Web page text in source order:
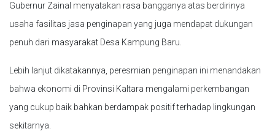
Gubernur Zainal menyatakan rasa bangganya atas berdirinya
usaha fasilitas jasa penginapan yang juga mendapat dukungan
penuh dari masyarakat Desa Kampung Baru.
Lebih lanjut dikatakannya, peresmian penginapan ini menandakan
bahwa ekonomi di Provinsi Kaltara mengalami perkembangan
yang cukup baik bahkan berdampak positif terhadap lingkungan
sekitarnya.